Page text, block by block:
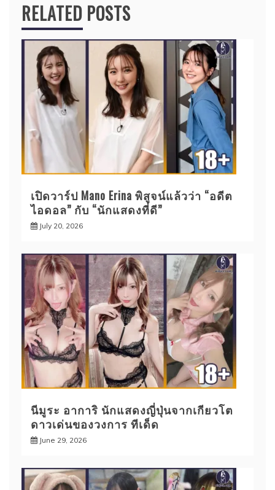
RELATED POSTS
เปิดวาร์ป Mano Erina พิสูจน์แล้วว่า “อดีต
ไอดอล” กับ “นักแสดงที่ดี”
July 20, 2026
นีมูระ อาการิ นักแสดงญี่ปุ่นจากเกียวโต
ดาวเด่นของวงการ ทีเด็ด
June 29, 2026